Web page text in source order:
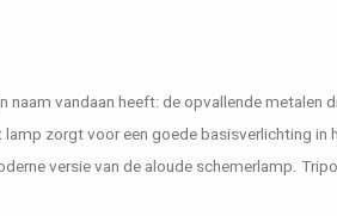
naam vandaan heeft: de opvallende metalen
zorgt voor een goede basisverlichting in
versie van de aloude schemerlamp.